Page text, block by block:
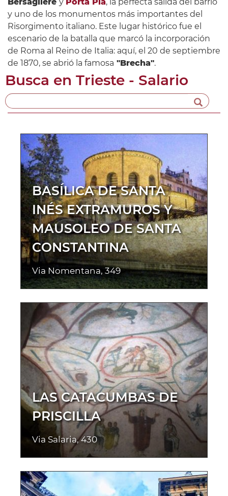
y uno de los monumentos más importantes del
Risorgimento italiano. Este lugar histórico fue el
escenario de la batalla que marcó la incorporación
de Roma al Reino de Italia: aquí, el 20 de septiembre
de 1870, se abrió la famosa "Brecha".
Busca en Trieste - Salario
BASÍLICA DE SANTA
INÉS EXTRAMUROS Y
MAUSOLEO DE SANTA
CONSTANTINA
Via Nomentana, 349
LAS CATACUMBAS DE
PRISCILLA
Via Salaria, 430